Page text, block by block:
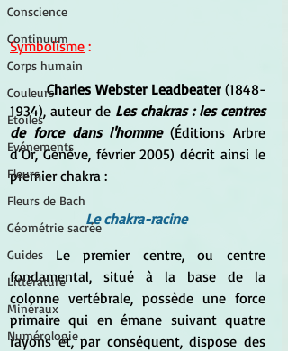
Conscience
Continuum
Corps humain
Couleurs
Etoiles
Evénements
Fleurs
Fleurs de Bach
Géométrie sacrée
Guides
Littérature
Minéraux
Numérologie
Symbolisme :
Charles Webster Leadbeater (1848-
1934), auteur de Les chakras : les centres
de force dans l'homme (Éditions Arbre
d’Or, Genève, février 2005) décrit ainsi le
premier chakra :
Le chakra-racine
	Le premier centre, ou centre
fondamental, situé à la base de la
colonne vertébrale, possède une force
primaire qui en émane suivant quatre
rayons et, par conséquent, dispose des